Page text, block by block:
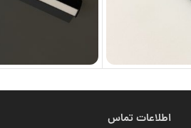
اطلاعات تماس